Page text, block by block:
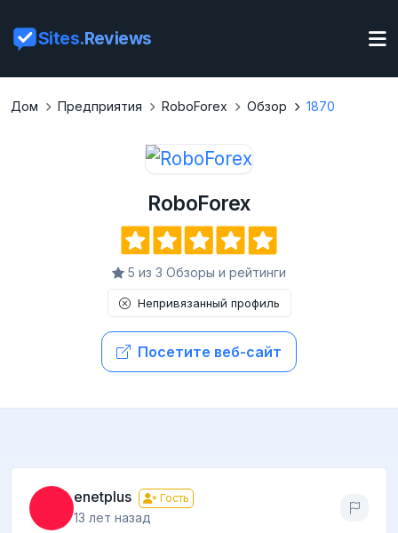
Sites.Reviews
Дом Предприятия RoboForex Обзор 1870
RoboForex
5 из 3 Обзоры и рейтинги
Непривязанный профиль
Посетите веб-сайт
enetplus Гость
13 лет назад